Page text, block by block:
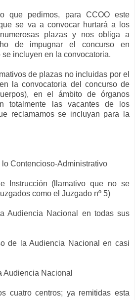
que pedimos, para CCOO este
se va a convocar hurtará a los
plazas y nos obliga a
de impugnar el concurso en
incluyen en la convocatoria.
de plazas no incluidas por el
la convocatoria del concurso de
en el ámbito de órganos
totalmente las vacantes de los
reclamamos se incluyan para la
Contencioso-Administrativo
Instrucción (llamativo que no se
como el Juzgado nº 5)
Audiencia Nacional en todas sus
de la Audiencia Nacional en casi
Audiencia Nacional
cuatro centros; ya remitidas esta